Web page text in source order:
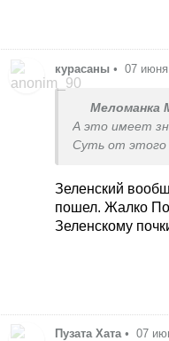
курасаны • 07
Меломанка
А это имеет
Суть от этого
Зеленский
пошел. Жалко
Зеленскому
Пузата Хата • 07